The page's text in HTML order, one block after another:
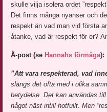
skulle vilja isolera ordet
Det finns många nyanser och
respekt än vad man vid första
åtanke, vad är respekt för er?
Ä-post (se Hannahs förmåga):
”Att vara respekterad, vad
slängs det ofta med i olika
betydelse. Det kan användas
något näst intill hotfullt. Men